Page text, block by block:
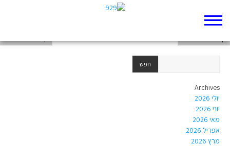
Archives
יולי 2026
יוני 2026
מאי 2026
אפריל 2026
מרץ 2026